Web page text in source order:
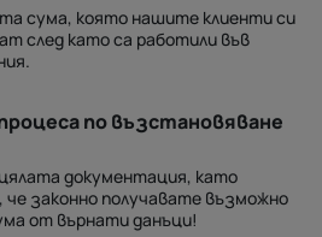
сума, която нашите клиенти си
след като са работили във
по възстановяване
документация, като
законно получавате възможно
от върнати данъци!